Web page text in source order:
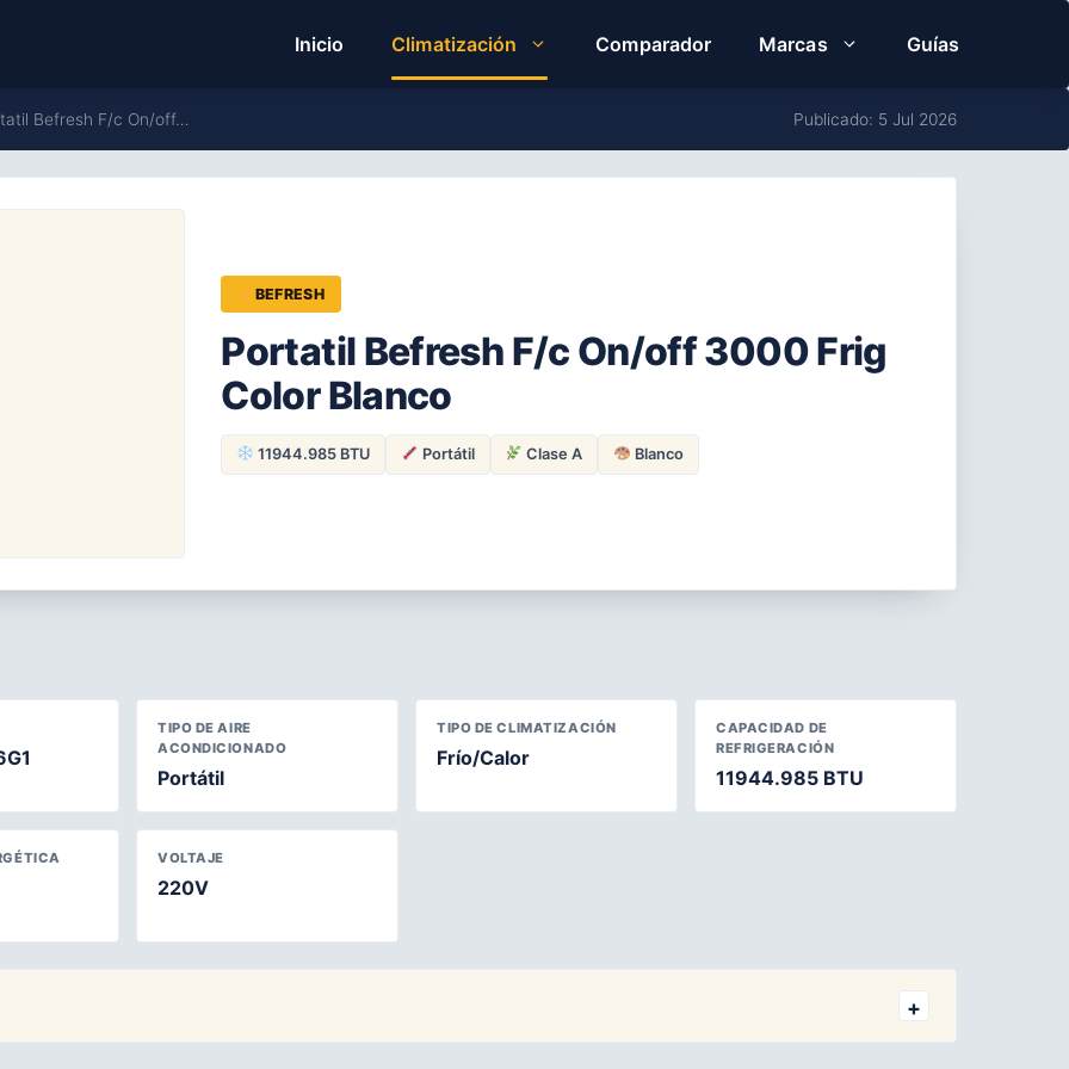
Inicio Climatización Comparador Marcas Guías
Befresh F/c On/off… Publicado: 5 Jul 2026
BEFRESH
Portatil Befresh F/c On/off 3000 Frig
Color Blanco
11944.985 BTU Portátil Clase A Blanco
TIPO DE AIRE
ACONDICIONADO
Portátil
TIPO DE CLIMATIZACIÓN
Frío/Calor
CAPACIDAD DE
REFRIGERACIÓN
11944.985 BTU
VOLTAJE
220V